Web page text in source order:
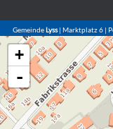
GemeindeLyss| Marktplatz 6 |